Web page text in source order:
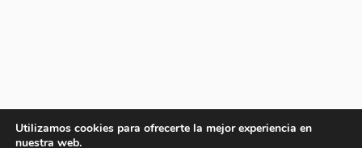
Utilizamos cookies para ofrecerte la mejor experiencia en
nuestra web.